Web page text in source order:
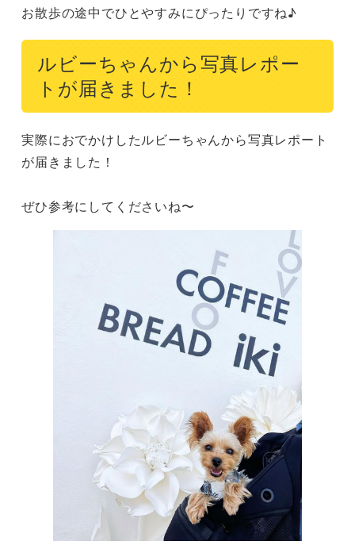
お散歩の途中でひとやすみにぴったりですね♪
ルビーちゃんから写真レポー
トが届きました！
実際におでかけしたルビーちゃんから写真レポート
が届きました！
ぜひ参考にしてくださいね〜